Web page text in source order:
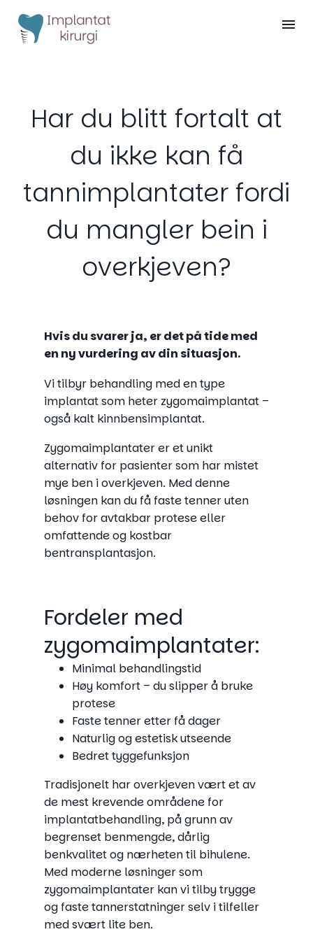
Har du blitt fortalt at
du ikke kan få
tannimplantater fordi
du mangler bein i
overkjeven?
Hvis du svarer ja, er det på tide med
en ny vurdering av din situasjon.
Vi tilbyr behandling med en type
implantat som heter zygomaimplantat –
også kalt kinnbensimplantat.
Zygomaimplantater er et unikt
alternativ for pasienter som har mistet
mye ben i overkjeven. Med denne
løsningen kan du få faste tenner uten
behov for avtakbar protese eller
omfattende og kostbar
bentransplantasjon.
Fordeler med
zygomaimplantater:
Minimal behandlingstid
Høy komfort – du slipper å bruke
protese
Faste tenner etter få dager
Naturlig og estetisk utseende
Bedret tyggefunksjon
Tradisjonelt har overkjeven vært et av
de mest krevende områdene for
implantatbehandling, på grunn av
begrenset benmengde, dårlig
benkvalitet og nærheten til bihulene.
Med moderne løsninger som
zygomaimplantater kan vi tilby trygge
og faste tannerstatninger selv i tilfeller
med svært lite ben.